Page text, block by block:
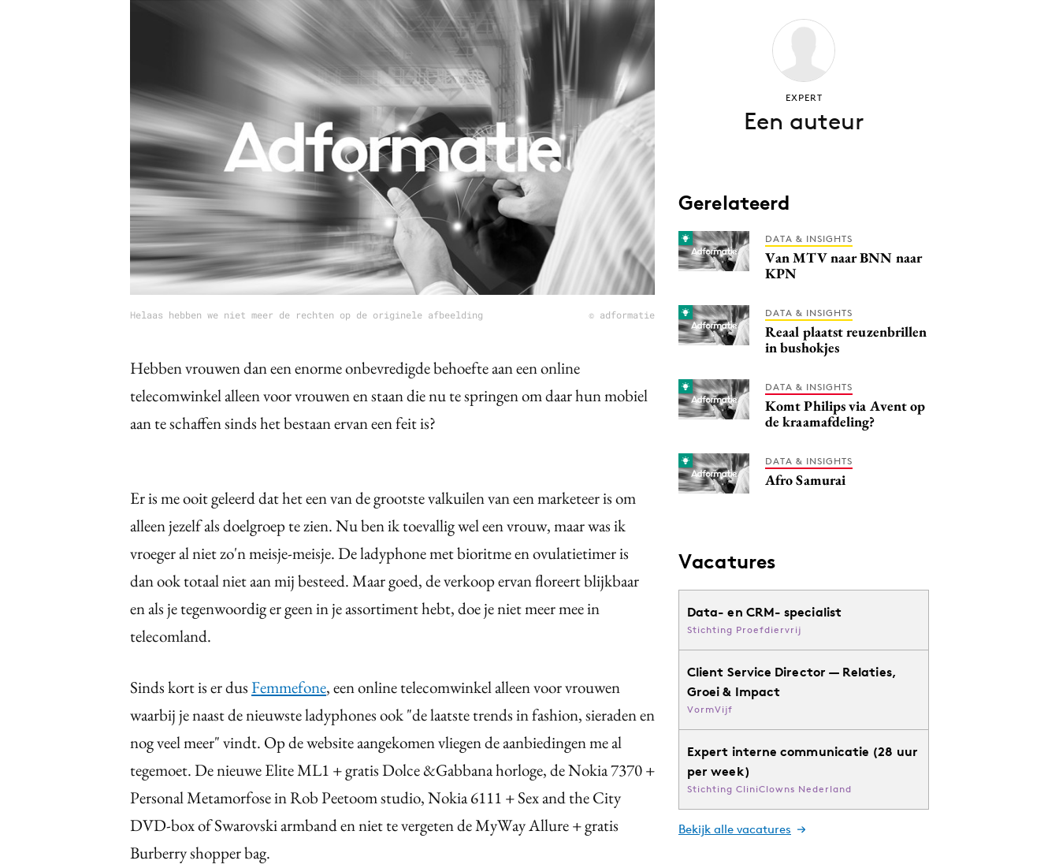
Gedragsverandering
Influencer marketing
Interne communicatie
Martech
Purpose Marketing
Reputatie & crisis
Helaas hebben we niet meer de rechten op de originele afbeelding © adformatie
Hebben vrouwen dan een enorme onbevredigde behoefte aan een online
telecomwinkel alleen voor vrouwen en staan die nu te springen om daar hun mobiel
aan te schaffen sinds het bestaan ervan een feit is?
Er is me ooit geleerd dat het een van de grootste valkuilen van een marketeer is om
alleen jezelf als doelgroep te zien. Nu ben ik toevallig wel een vrouw, maar was ik
vroeger al niet zo'n meisje-meisje. De ladyphone met bioritme en ovulatietimer is
dan ook totaal niet aan mij besteed. Maar goed, de verkoop ervan floreert blijkbaar
en als je tegenwoordig er geen in je assortiment hebt, doe je niet meer mee in
telecomland.
Sinds kort is er dusFemmefone, een online telecomwinkel alleen voor vrouwen
waarbij je naast de nieuwste ladyphones ook "de laatste trends in fashion, sieraden en
nog veel meer" vindt. Op de website aangekomen vliegen de aanbiedingen me al
tegemoet. De nieuwe Elite ML1 + gratis Dolce &Gabbana horloge, de Nokia 7370 +
Personal Metamorfose in Rob Peetoom studio, Nokia 6111 + Sex and the City
DVD-box of Swarovski armband en niet te vergeten de MyWay Allure + gratis
Burberry shopper bag.
EXPERT
Een auteur
Gerelateerd
DATA & INSIGHTS
Van MTV naar BNN naar
KPN
DATA & INSIGHTS
Reaal plaatst reuzenbrillen
in bushokjes
DATA & INSIGHTS
Komt Philips via Avent op
de kraamafdeling?
DATA & INSIGHTS
Afro Samurai
Vacatures
Data- en CRM- specialist
Stichting Proefdiervrij
Client Service Director — Relaties,
Groei & Impact
VormVijf
Expert interne communicatie (28 uur
per week)
Stichting CliniClowns Nederland
Bekijk alle vacatures